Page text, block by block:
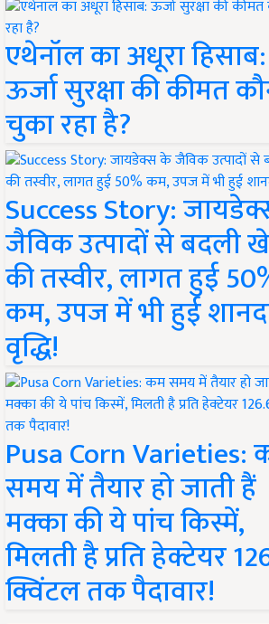
एथेनॉल का अधूरा हिसाब:
ऊर्जा सुरक्षा की कीमत
चुका रहा है?
Success Story:
जैविक उत्पादों से बदली
की तस्वीर, लागत हुई
कम, उपज में भी हुई
वृद्धि!
Pusa Corn Varieties:
समय में तैयार हो जाती हैं
मक्का की ये पांच किस्में,
मिलती है प्रति हेक्टेयर
क्विंटल तक पैदावार!